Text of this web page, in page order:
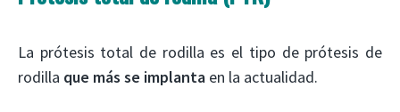
La prótesis total de rodilla es el tipo de prótesis de
rodilla que más se implanta en la actualidad.